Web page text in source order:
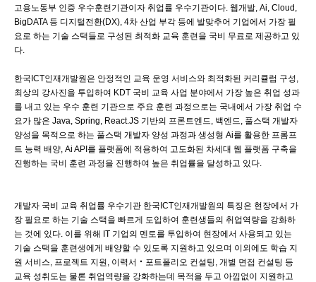
고용노동부 인증 우수훈련기관이자 취업률 우수기관이다. 웹개발, Ai, Cloud,
BigDATA 등 디지털전환(DX), 4차 산업 부각 등에 발맞추어 기업에서 가장 필
요로 하는 기술 스택들로 구성된 최적화 교육 훈련을 국비 무료로 제공하고 있
다.
한국ICT인재개발원은 안정적인 교육 운영 서비스와 최적화된 커리큘럼 구성,
최상의 강사진을 투입하여 KDT 국비 교육 사업 분야에서 가장 높은 취업 성과
를 내고 있는 우수 훈련 기관으로 주요 훈련 과정으로는 국내에서 가장 취업 수
요가 많은 Java, Spring, React.JS 기반의 프론트엔드, 백엔드, 풀스택 개발자
양성을 목적으로 하는 풀스택 개발자 양성 과정과 생성형 Ai를 활용한 프롬프
트 능력 배양, Ai API를 플랫폼에 적용하여 고도화된 차세대 웹 플랫폼 구축을
진행하는 국비 훈련 과정을 진행하여 높은 취업률을 달성하고 있다.
개발자 국비 교육 취업률 우수기관 한국ICT인재개발원의 특징은 현장에서 가
장 필요로 하는 기술 스택을 빠르게 도입하여 훈련생들의 취업역량을 강화하
는 것에 있다. 이를 위해 IT 기업의 멘토를 투입하여 현장에서 사용되고 있는
기술 스택을 훈련생에게 배양할 수 있도록 지원하고 있으며 이외에도 학습 지
원 서비스, 프로젝트 지원, 이력서‧포트폴리오 컨설팅, 개별 면접 컨설팅 등
교육 성취도는 물론 취업역량을 강화하는데 목적을 두고 아낌없이 지원하고